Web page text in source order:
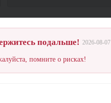
подальше! 2026-08-07
помните о рисках!